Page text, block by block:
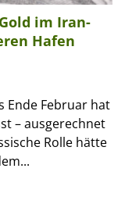
im Iran-
Hafen
Ende Februar hat
– ausgerechnet
Rolle hätte